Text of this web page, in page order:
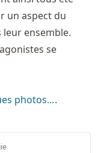
un aspect du
ensemble.
se
photos....